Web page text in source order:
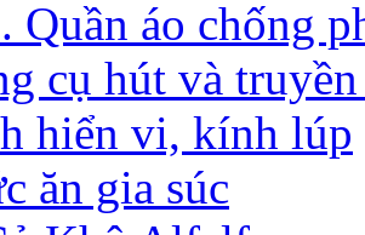
Quần áo chống
cụ hút và
hiển vi, kính lúp
ăn gia súc